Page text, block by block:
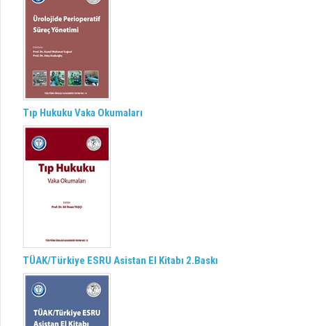
Tıp Hukuku Vaka Okumaları
TÜAK/Türkiye ESRU Asistan El Kitabı 2.Baskı